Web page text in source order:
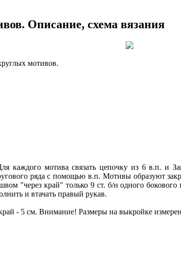
Описание, схема вязания
мотивов.
каждого мотива связать цепочку из 6 в.п. и
ряда с помощью в.п. Мотивы образуют
"через край" только 9 ст. б/н одного
и втачать правый рукав.
- 5 см. Внимание! Размеры на выкройке